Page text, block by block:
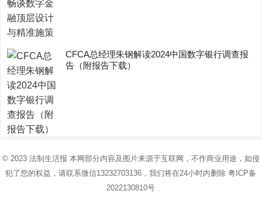
CFCA总经理朱钢解读2024中国数字银行调查报
告（附报告下载）
© 2023 法制生活报 本网部分内容及图片来源于互联网，不作商业用途，如侵
犯了您的权益，请联系微信13232703136，我们将在24小时内删除粤ICP备
2022130810号